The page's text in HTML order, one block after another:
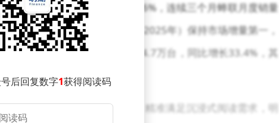
和天猫的合计市场份额达21.6%，连续三个月蝉联月度销量
，该品牌已连续三年（2023-2025年）保持市场增量第一，
年线上阅读器市场总销量达64.7万台，同比增长33.4%，其
化握持设计和屏幕显示效果，精准满足沉浸式阅读需求，明
后回复数字1获得阅读码